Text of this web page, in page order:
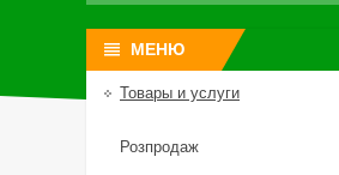
Товары и услуги
Розпродаж